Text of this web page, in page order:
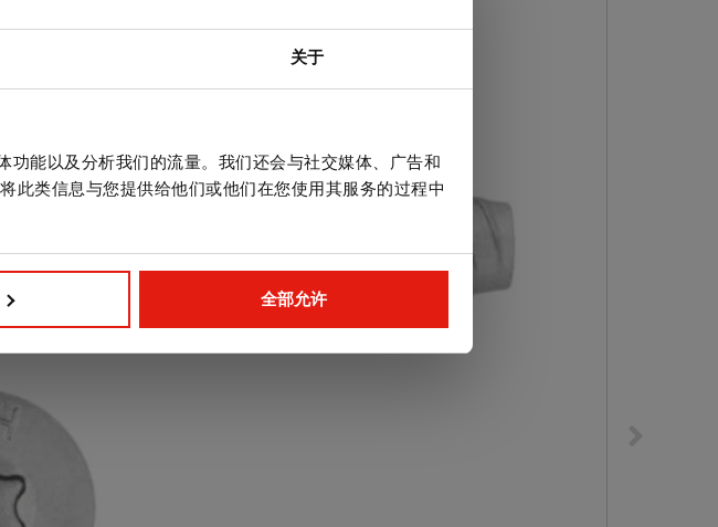
关于
能以及分析我们的流量。我们还会与社交媒体、广告和
此类信息与您提供给他们或他们在您使用其服务的过程中
全部允许